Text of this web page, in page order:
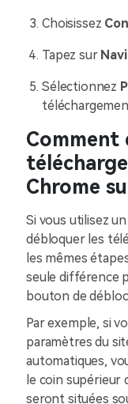
Choisissez
Tapez sur
Sélectionnez
Comment
Chrome
Si vous utilisez
débloquer les
les mêmes
seule différence
bouton de
Par exemple, si
paramètres du
automatiques,
le coin supérieur
seront situées